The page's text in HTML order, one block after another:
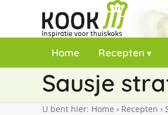
Home Recepten
Sausje
U bent hier: Home › Recepten ›